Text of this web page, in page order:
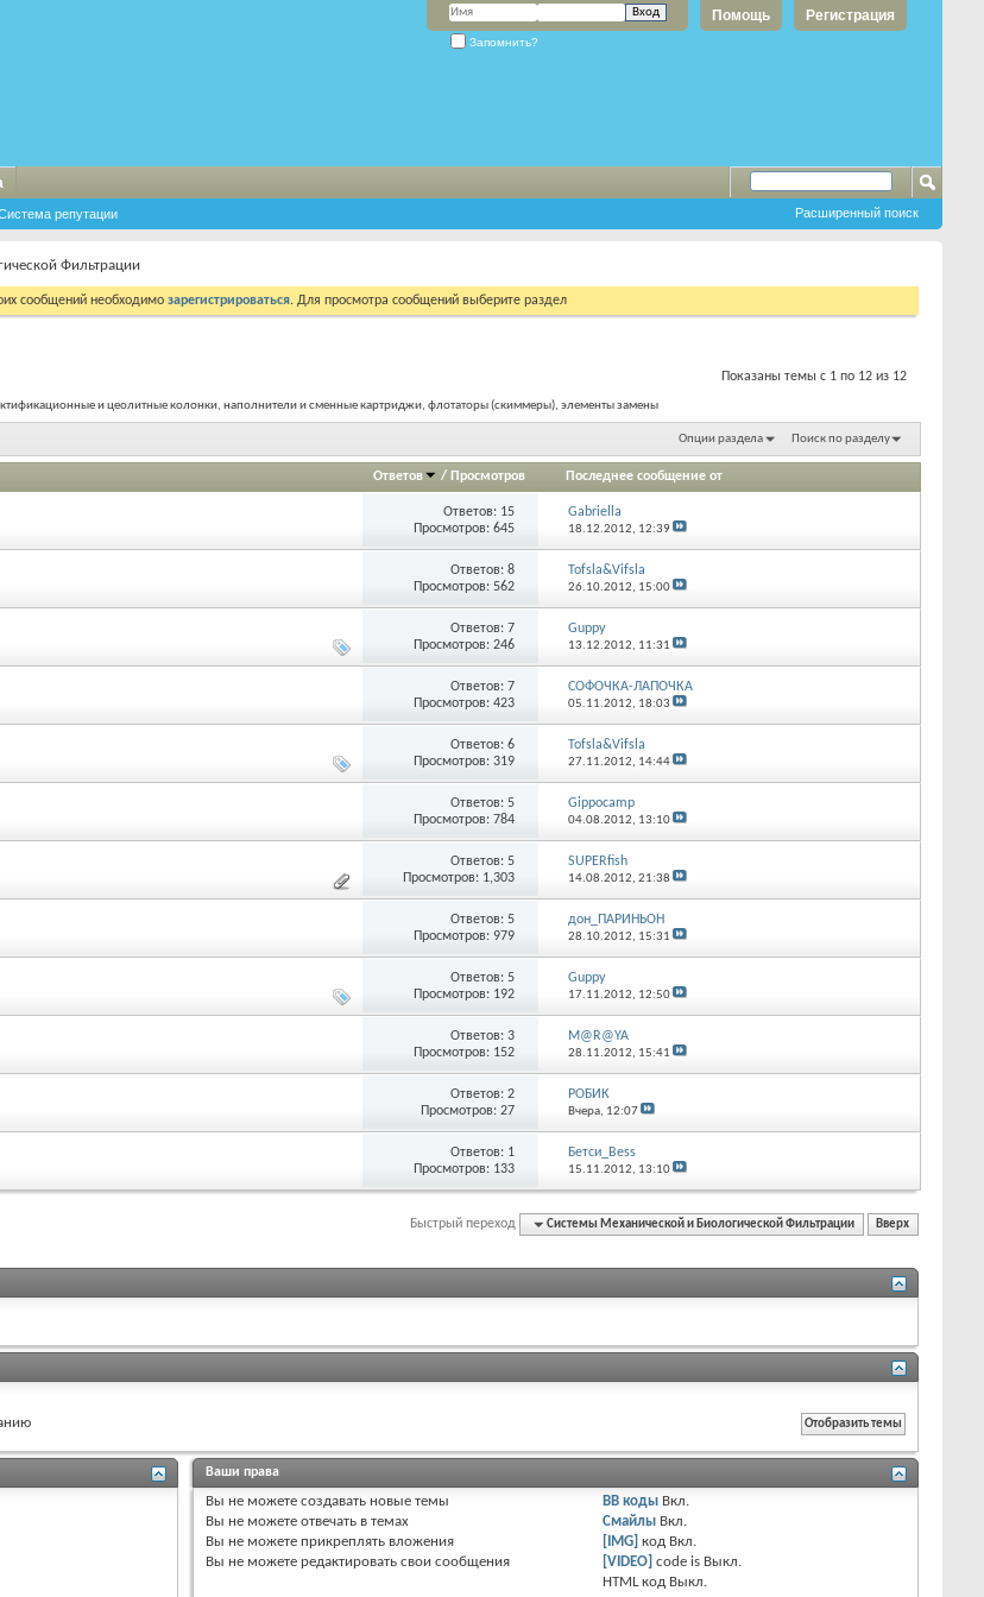
Регистрация
Помощь
Запомнить?
репутации Расширенный поиск
Фильтрации
сообщений необходимо зарегистрироваться. Для просмотра сообщений выберите раздел
Показаны темы с 1 по 12 из 12
и цеолитные колонки, наполнители и сменные картриджи, флотаторы (скиммеры), элементы замены
Опции раздела Поиск по разделу
Ответов / Просмотров Последнее сообщение от
Ответов: 15
Просмотров: 645
Gabriella
18.12.2012, 12:39
Ответов:8
Просмотров: 562
Tofsla&Vifsla
26.10.2012, 15:00
Ответов:7
Просмотров: 246
Guppy
13.12.2012, 11:31
Ответов:7
Просмотров: 423
СОФОЧКА-ЛАПОЧКА
05.11.2012, 18:03
Ответов:6
Просмотров: 319
Tofsla&Vifsla
27.11.2012, 14:44
Ответов:5
Просмотров: 784
Gippocamp
04.08.2012, 13:10
Ответов:5
Просмотров: 1,303
SUPERfish
14.08.2012, 21:38
Ответов:5
Просмотров: 979
дон_ПАРИНЬОН
28.10.2012, 15:31
Ответов:5
Просмотров: 192
Guppy
17.11.2012, 12:50
Ответов:3
Просмотров: 152
M@R@YA
28.11.2012, 15:41
Ответов:2
Просмотров: 27
РОБИК
Вчера, 12:07
Ответов: 1
Просмотров: 133
Бетси_Bess
15.11.2012, 13:10
Быстрый переход Системы Механической и Биологической Фильтрации Вверх
Ваши права
Вы не можете создавать новые темы
Вы не можете отвечать в темах
Вы не можете прикреплять вложения
Вы не можете редактировать свои сообщения
BB коды Вкл.
Смайлы Вкл.
[IMG] код Вкл.
[VIDEO] code is Выкл.
HTML код Выкл.